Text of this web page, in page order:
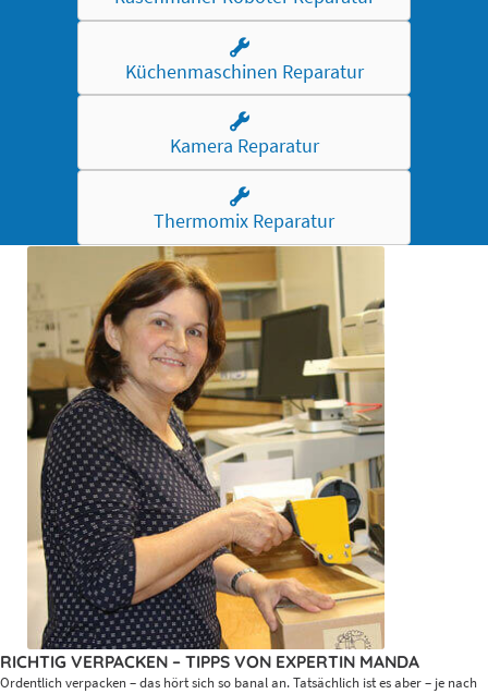
Küchenmaschinen Reparatur
Kamera Reparatur
Thermomix Reparatur
RICHTIG VERPACKEN – TIPPS VON EXPERTIN MANDA
Ordentlich verpacken – das hört sich so banal an. Tatsächlich ist es aber – je nach